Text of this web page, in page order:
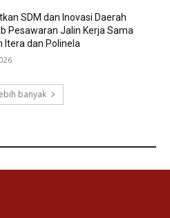
SDM dan Inovasi Daerah
Pesawaran Jalin Kerja Sama
Itera dan Polinela
banyak